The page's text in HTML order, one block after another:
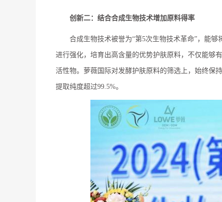
创新二：结合合成生物技术增加原料得率
合成生物技术被誉为“第5次生物技术革命”，能
进行强化，培育出高含量的优势护肤原料，不仅能够
活性物。萝薇国际对发酵护肤原料的筛选上，始终保
提取纯度超过99.5%。‌